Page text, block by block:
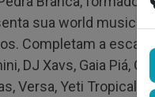
sua world music
Completam a
DJ Xavs, Gaia Piá,
Versa, Yeti Tropical